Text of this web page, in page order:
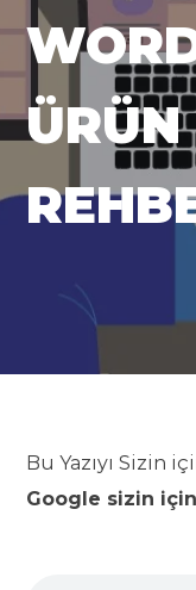
ÜRÜN
Bu Yazıyı Sizin
Google sizin